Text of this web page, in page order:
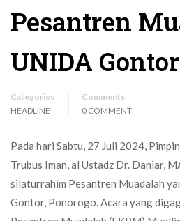
Pesantren
UNIDA Gontor
Categories
HEADLINE
Comments
0 COMMENT
Pada hari Sabtu, 27 Juli 2024,
Trubus Iman, al Ustadz Dr. Daniar,
silaturrahim Pesantren Muadalah
Gontor, Ponorogo. Acara yang